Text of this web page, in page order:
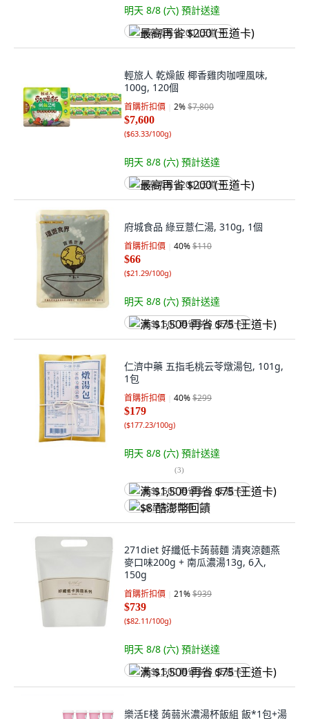
明天 8/8 (六) 預計送達
最高再省 $200 (王道卡)
輕旅人 乾燥飯 椰香雞肉咖哩風味,
100g, 120個
首購折扣價 2%$7,800
$7,600
($63.33/100g)
明天 8/8 (六) 預計送達
最高再省 $200 (王道卡)
府城食品 綠豆薏仁湯, 310g, 1個
首購折扣價 40%$110
$66
($21.29/100g)
明天 8/8 (六) 預計送達
满 $1,500 再省 $75 (王道卡)
仁濟中藥 五指毛桃云苓燉湯包, 101g,
1包
首購折扣價 40%$299
$179
($177.23/100g)
明天 8/8 (六) 預計送達
(3)
满 $1,500 再省 $75 (王道卡)
$8 酷澎幣回饋
271diet 好纖低卡蒟蒻麵 清爽涼麵燕
麥口味200g + 南瓜濃湯13g, 6入,
150g
首購折扣價 21%$939
$739
($82.11/100g)
明天 8/8 (六) 預計送達
满 $1,500 再省 $75 (王道卡)
樂活E棧 蒟蒻米濃湯杯飯組 飯*1包+湯